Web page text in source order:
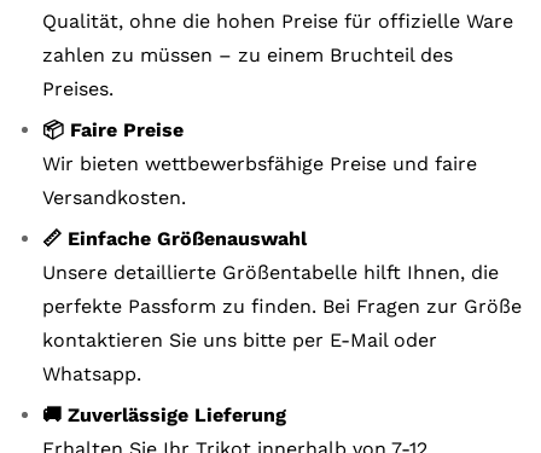
Qualität, ohne die hohen Preise für offizielle Ware
zahlen zu müssen – zu einem Bruchteil des
Preises.
📦 Faire Preise
Wir bieten wettbewerbsfähige Preise und faire
Versandkosten.
📏 Einfache Größenauswahl
Unsere detaillierte Größentabelle hilft Ihnen, die
perfekte Passform zu finden. Bei Fragen zur Größe
kontaktieren Sie uns bitte per E-Mail oder
Whatsapp.
🚚 Zuverlässige Lieferung
Erhalten Sie Ihr Trikot innerhalb von 7-12